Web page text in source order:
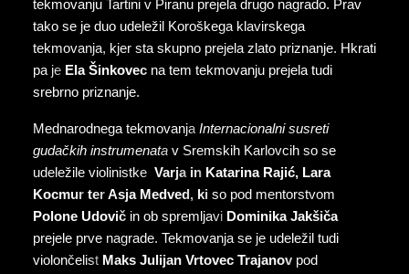
tekmovanju Tartini v Piranu prejela drugo nagrado. Prav
tako se je duo udeležil Koroškega klavirskega
tekmovanja, kjer sta skupno prejela zlato priznanje. Hkrati
pa je Ela Šinkovecna tem tekmovanju prejela tudi
srebrno priznanje.
Mednarodnega tekmovanja Internacionalni susreti
gudačkih instrumenatav Sremskih Karlovcih so se
udeležile violinistke Varja inKatarina Rajić, Lara
Kocmur terAsja Medved, ki so pod mentorstvom
Polone Udovičin ob spremljavi Dominika Jakšiča
prejele prve nagrade. Tekmovanja se je udeležil tudi
violončelist Maks Julijan Vrtovec Trajanovpod